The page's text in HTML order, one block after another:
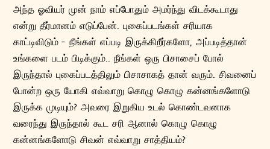
அந்த ஓவியர் முன் நாம் எப்போதும் அமர்ந்து விடக்கூடாது
என்று தீர்மானம் எடுப்பேன். புகைப்படங்கள் சரியாக
காட்டிவிடும் - நீங்கள் எப்படி இருக்கிறீர்களோ, அப்படித்தான்
உங்களை படம் பிடிக்கும்.. நீங்கள் ஒரு பிசாசைப் போல்
இருந்தால் புகைப்படத்திலும் பிசாசாகத் தான் வரும். சிவனைப்
போன்ற ஒரு யோகி எவ்வாறு கொழு கொழு கன்னங்களோடு
இருக்க முடியும்? அவரை இறுகிய உடல் கொண்டவனாக
வரைந்து இருந்தால் கூட சரி ஆனால் கொழு கொழு
கன்னங்களோடு சிவன் எவ்வாறு சாத்தியம்?